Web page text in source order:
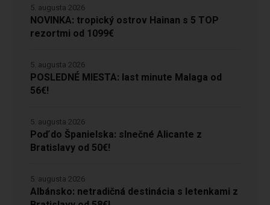
NOVINKA: tropický ostrov Hainan s 5 TOP
rezortmi od 1099€
5. augusta 2026
POSLEDNÉ MIESTA: last minute Malaga od
56€!
5. augusta 2026
Poď do Španielska: slnečné Alicante z
Bratislavy od 50€!
5. augusta 2026
Albánsko: netradičná destinácia s letenkami z
5. augusta 2026